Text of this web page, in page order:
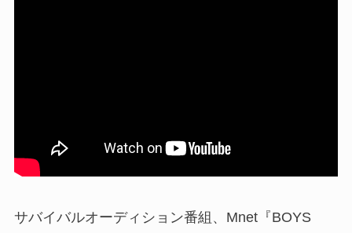
サバイバルオーディション番組、Mnet『BOYS